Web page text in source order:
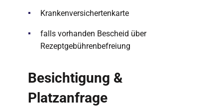
Krankenversichertenkarte
falls vorhanden Bescheid über
Rezeptgebührenbefreiung
Besichtigung &
Platzanfrage